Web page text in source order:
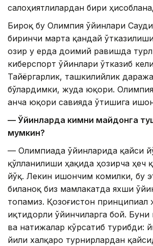
салоҳиятлилардан бири
Бироқ бу Олимпия ўйинлари
биринчи марта қандай
Ҳозир у ерда доимий равишда
киберспорт ўйинлари ўтказиб
Тайёргарлик, ташкилийлик
бўлардимки, жуда юқори.
анча юқори савияда ўтишига
— Ўйинларда кимни майдонга
мумкин?
— Олимпиада ўйинларида қайси
қўлланилиши ҳақида ҳозирча ҳеч
йўқ. Лекин ишончим комилки, бу
биланоқ биз мамлакатда яхши
топамиз. Қозоғистон принципиал
иқтидорли ўйинчиларга бой. Буни
ва натижалар кўрсатиб турибди:
йили халқаро турнирлардан